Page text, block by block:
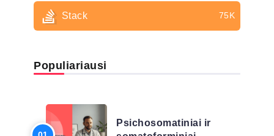
Stack 75K
Populiariausi
Psichosomatiniai ir